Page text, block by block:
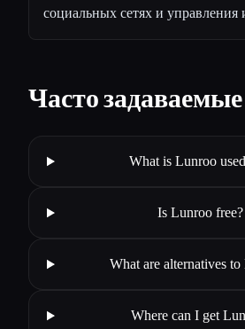
социальных сетях и управления
Часто
What is Lunroo
Is Lunroo free?
What are alternatives
Where can I get